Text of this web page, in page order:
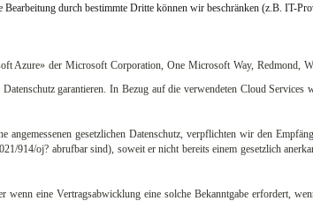
durch bestimmte Dritte können wir beschränken (z.B. IT-
Azure» der Microsoft Corporation, One Microsoft Way, Redmond,
Datenschutz garantieren. In Bezug auf die verwendeten Cloud
gesetzlichen Datenschutz, verpflichten wir den
oj? abrufbar sind), soweit er nicht bereits einem gesetzlich
eine Vertragsabwicklung eine solche Bekanntgabe erfordert,